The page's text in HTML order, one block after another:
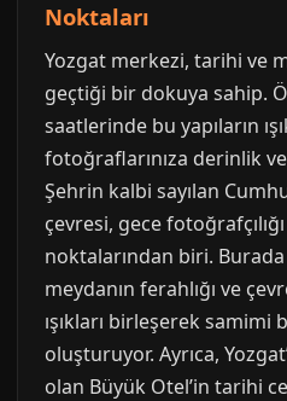
Noktaları
Yozgat merkezi, tarihi ve
geçtiği bir dokuya sahip.
saatlerinde bu yapıların
fotoğraflarınıza derinlik
Şehrin kalbi sayılan
çevresi, gece
noktalarından biri.
meydanın ferahlığı ve
ışıkları birleşerek
oluşturuyor. Ayrıca,
olan Büyük Otel’in tarihi